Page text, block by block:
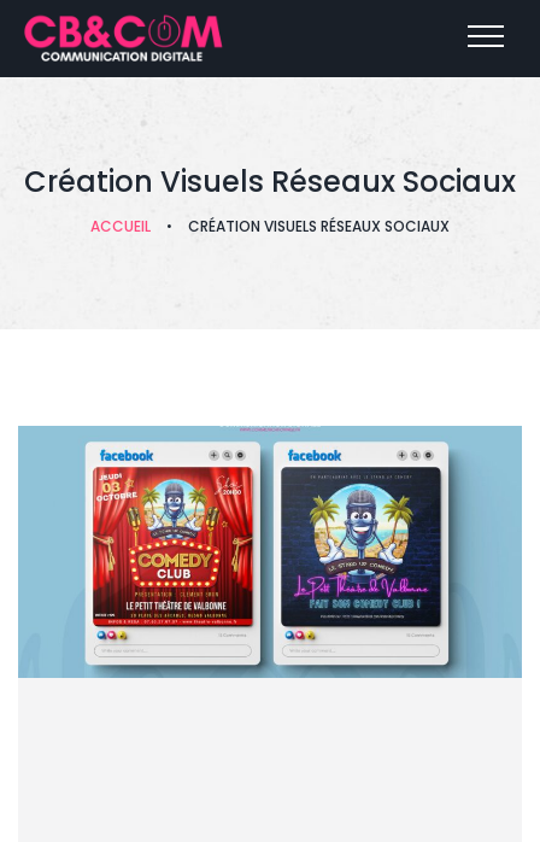
Création Visuels Réseaux Sociaux
ACCUEIL • CRÉATION VISUELS RÉSEAUX SOCIAUX